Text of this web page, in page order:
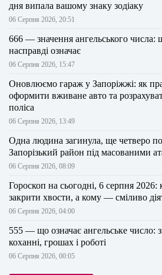
дня випала вашому знаку зодіаку
06 Серпня 2026, 20:51
666 — значення ангельського числа:
насправді означає
06 Серпня 2026, 15:47
Оновлюємо гараж у Запоріжжі: як
оформити вживане авто та
поліса
06 Серпня 2026, 13:49
Одна людина загинула, ще четверо
Запорізький район під масованими
06 Серпня 2026, 08:09
Гороскоп на сьогодні, 6 серпня 2026:
закрити хвости, а кому — сміливо
06 Серпня 2026, 04:00
555 — що означає ангельське число:
коханні, грошах і роботі
06 Серпня 2026, 00:05